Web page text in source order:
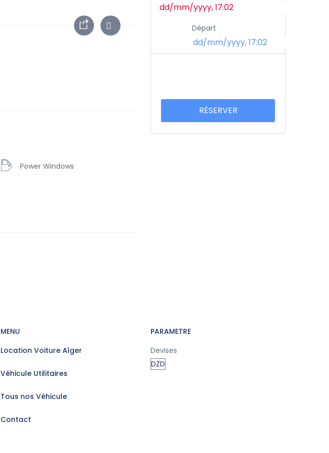
Power Windows
Départ
RÉSERVER
MENU
Location Voiture Alger
Véhicule Utilitaires
Tous nos Véhicule
Contact
PARAMETRE
Devises